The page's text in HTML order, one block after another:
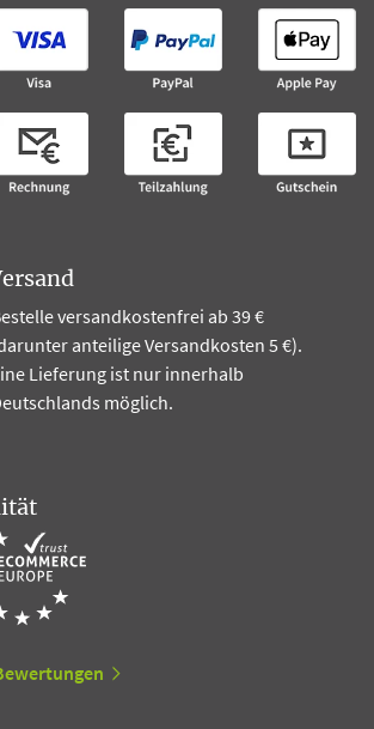
versandkostenfrei ab 39 €
anteilige Versandkosten 5 €).
Lieferung ist nur innerhalb
möglich.